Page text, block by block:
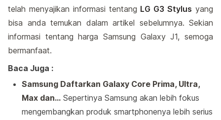
telah menyajikan informasi tentang LG G3 Stylus yang
bisa anda temukan dalam artikel sebelumnya. Sekian
informasi tentang harga Samsung Galaxy J1, semoga
bermanfaat.
Baca Juga :
Samsung Daftarkan Galaxy Core Prima, Ultra,
Max dan… Sepertinya Samsung akan lebih fokus
mengembangkan produk smartphonenya lebih serius